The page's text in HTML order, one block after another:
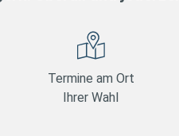
Termine am Ort
Ihrer Wahl